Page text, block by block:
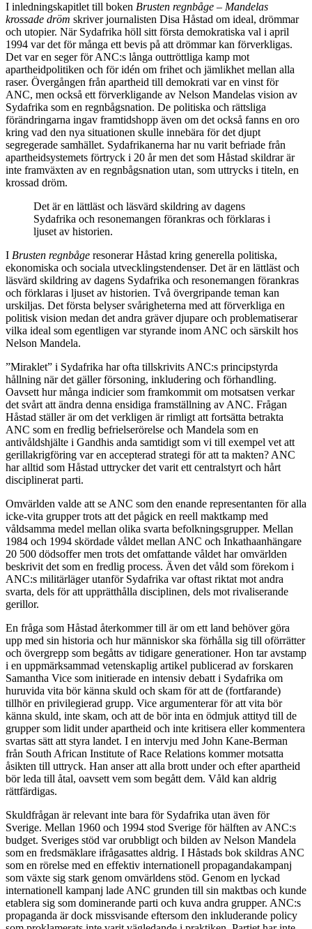
I inledningskapitlet till boken Brusten regnbåge – Mandelas
krossade dröm skriver journalisten Disa Håstad om ideal, drömmar
och utopier. När Sydafrika höll sitt första demokratiska val i april
1994 var det för många ett bevis på att drömmar kan förverkligas.
Det var en seger för ANC:s långa outtröttliga kamp mot
apartheidpolitiken och för idén om frihet och jämlikhet mellan alla
raser. Övergången från apartheid till demokrati var en vinst för
ANC, men också ett förverkligande av Nelson Mandelas vision av
Sydafrika som en regnbågsnation. De politiska och rättsliga
förändringarna ingav framtidshopp även om det också fanns en oro
kring vad den nya situationen skulle innebära för det djupt
segregerade samhället. Sydafrikanerna har nu varit befriade från
apartheidsystemets förtryck i 20 år men det som Håstad skildrar är
inte framväxten av en regnbågsnation utan, som uttrycks i titeln, en
krossad dröm.
Det är en lättläst och läsvärd skildring av dagens
Sydafrika och resonemangen förankras och förklaras i
ljuset av historien.
I Brusten regnbåge resonerar Håstad kring generella politiska,
ekonomiska och sociala utvecklingstendenser. Det är en lättläst och
läsvärd skildring av dagens Sydafrika och resonemangen förankras
och förklaras i ljuset av historien. Två övergripande teman kan
urskiljas. Det första belyser svårigheterna med att förverkliga en
politisk vision medan det andra gräver djupare och problematiserar
vilka ideal som egentligen var styrande inom ANC och särskilt hos
Nelson Mandela.
”Miraklet” i Sydafrika har ofta tillskrivits ANC:s principstyrda
hållning när det gäller försoning, inkludering och förhandling.
Oavsett hur många indicier som framkommit om motsatsen verkar
det svårt att ändra denna ensidiga framställning av ANC. Frågan
Håstad ställer är om det verkligen är rimligt att fortsätta betrakta
ANC som en fredlig befrielserörelse och Mandela som en
antivåldshjälte i Gandhis anda samtidigt som vi till exempel vet att
gerillakrigföring var en accepterad strategi för att ta makten? ANC
har alltid som Håstad uttrycker det varit ett centralstyrt och hårt
disciplinerat parti.
Omvärlden valde att se ANC som den enande representanten för alla
icke-vita grupper trots att det pågick en reell maktkamp med
våldsamma medel mellan olika svarta befolkningsgrupper. Mellan
1984 och 1994 skördade våldet mellan ANC och Inkathaanhängare
20 500 dödsoffer men trots det omfattande våldet har omvärlden
beskrivit det som en fredlig process. Även det våld som förekom i
ANC:s militärläger utanför Sydafrika var oftast riktat mot andra
svarta, dels för att upprätthålla disciplinen, dels mot rivaliserande
gerillor.
En fråga som Håstad återkommer till är om ett land behöver göra
upp med sin historia och hur människor ska förhålla sig till oförrätter
och övergrepp som begåtts av tidigare generationer. Hon tar avstamp
i en uppmärksammad vetenskaplig artikel publicerad av forskaren
Samantha Vice som initierade en intensiv debatt i Sydafrika om
huruvida vita bör känna skuld och skam för att de (fortfarande)
tillhör en privilegierad grupp. Vice argumenterar för att vita bör
känna skuld, inte skam, och att de bör inta en ödmjuk attityd till de
grupper som lidit under apartheid och inte kritisera eller kommentera
svartas sätt att styra landet. I en intervju med John Kane-Berman
från South African Institute of Race Relations kommer motsatta
åsikten till uttryck. Han anser att alla brott under och efter apartheid
bör leda till åtal, oavsett vem som begått dem. Våld kan aldrig
rättfärdigas.
Skuldfrågan är relevantinte bara för Sydafrika utan även för
Sverige. Mellan 1960 och 1994 stod Sverige för hälften av ANC:s
budget. Sveriges stöd var orubbligt och bilden av Nelson Mandela
som en fredsmäklare ifrågasattes aldrig. I Håstads bok skildras ANC
som en rörelse med en effektiv internationell propagandakampanj
som växte sig stark genom omvärldens stöd. Genom en lyckad
internationell kampanj lade ANC grunden till sin maktbas och kunde
etablera sig som dominerande parti och kuva andra grupper. ANC:s
propaganda är dock missvisande eftersom den inkluderande policy